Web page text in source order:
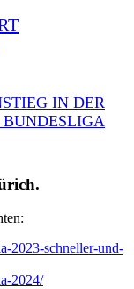
IN DER
BUNDESLIGA
2023-schneller-und-
2024/